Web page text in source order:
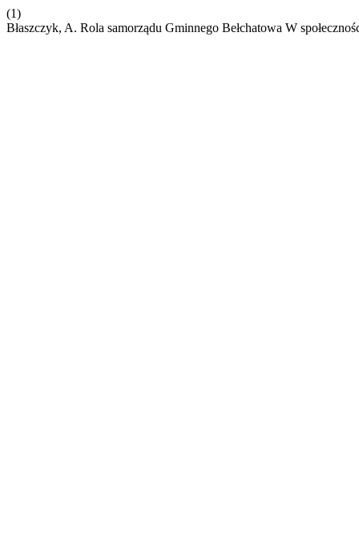
(1)
Błaszczyk, A. Rola samorządu Gminnego Bełchatowa W